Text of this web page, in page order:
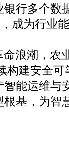
行多个数
成为行业
浪潮，农
构建安全
能运维与
基，为智